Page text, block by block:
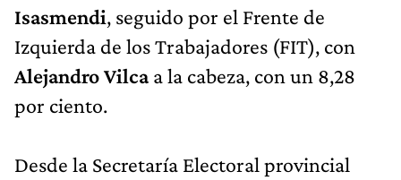
Isasmendi, seguido por el Frente de
Izquierda de los Trabajadores (FIT), con
Alejandro Vilcaa la cabeza, con un 8,28
por ciento.
Desde la Secretaría Electoral provincial